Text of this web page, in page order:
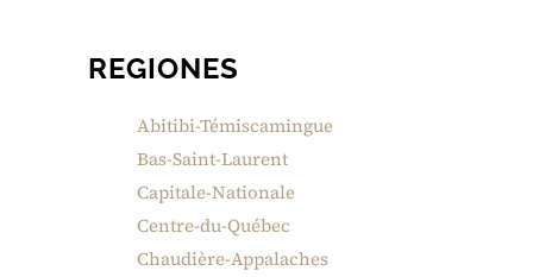
REGIONES
Abitibi-Témiscamingue
Bas-Saint-Laurent
Capitale-Nationale
Centre-du-Québec
Chaudière-Appalaches